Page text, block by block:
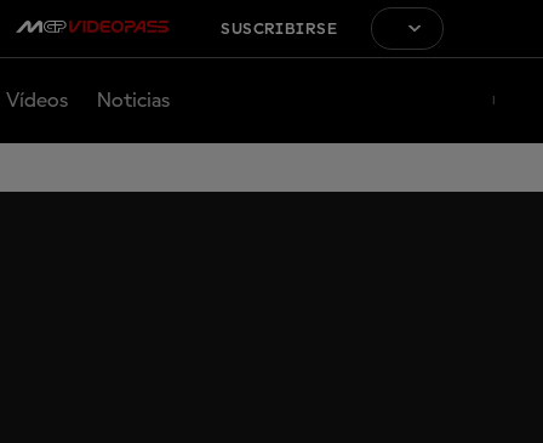
SUSCRIBIRSE
Vídeos Noticias